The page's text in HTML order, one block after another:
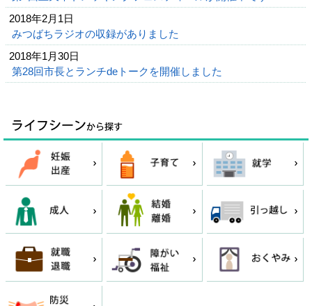
2018年2月1日
みつばちラジオの収録がありました
2018年1月30日
第28回市長とランチdeトークを開催しました